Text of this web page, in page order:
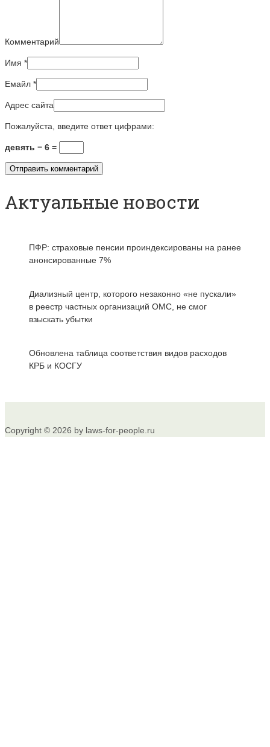
Комментарий
Имя *
Емайл *
Адрес сайта
Пожалуйста, введите ответ цифрами:
девять − 6 =
Актуальные новости
ПФР: страховые пенсии проиндексированы на ранее
анонсированные 7%
Диализный центр, которого незаконно «не пускали»
в реестр частных организаций ОМС, не смог
взыскать убытки
Обновлена таблица соответствия видов расходов
КРБ и КОСГУ
Copyright © 2026 by laws-for-people.ru